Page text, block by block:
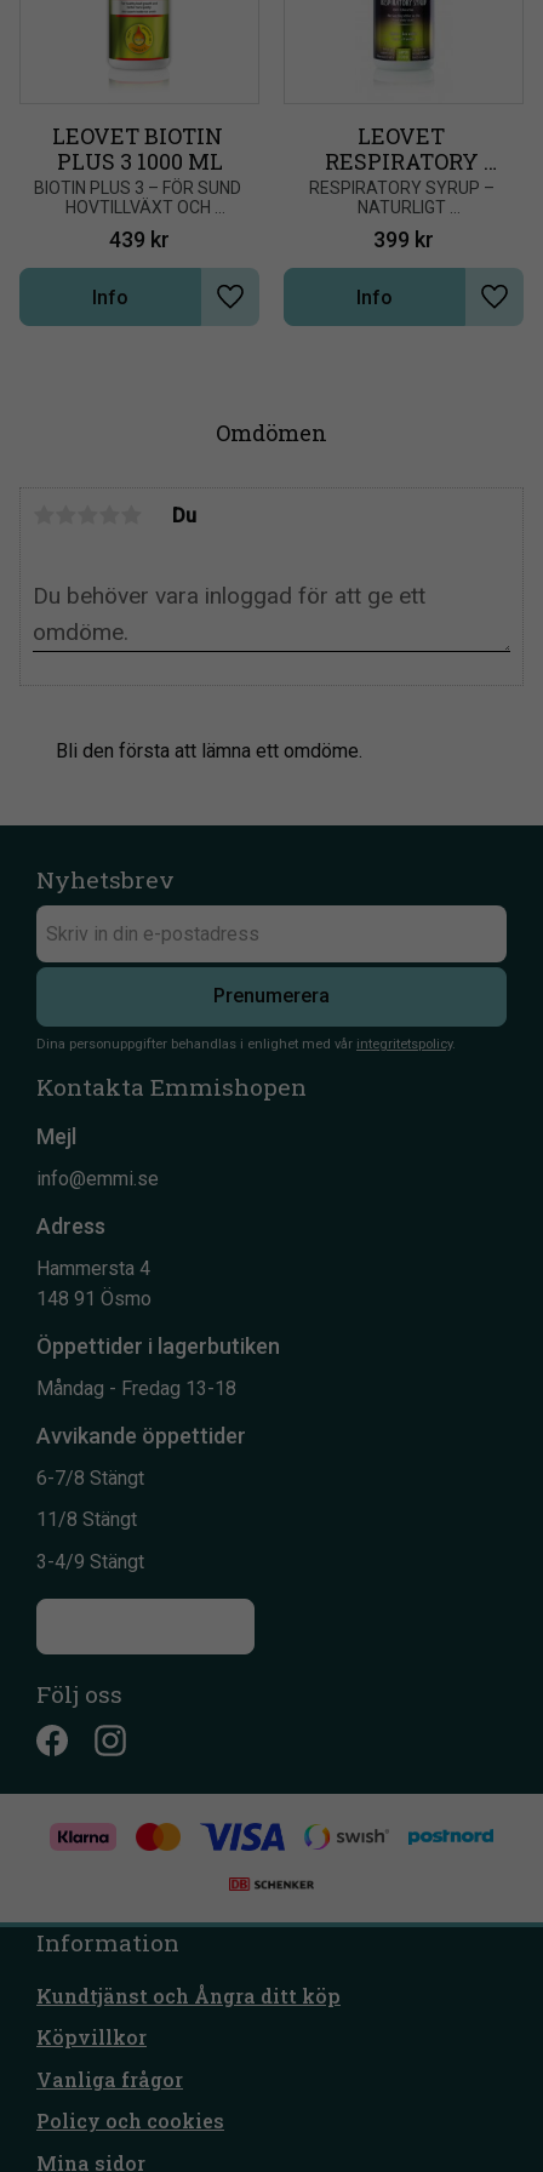
Omdömen
Du
Bli den första att lämna ett omdöme.
LEOVET BIOTIN
PLUS 3 1000 ML
​BIOTIN PLUS 3 – FÖR SUND
HOVTILLVÄXT OCH
STARKARE HOVHORN
439 kr
Lägg till i önskelista
Info
LEOVET
RESPIRATORY
SYRUP 1000 ML
RESPIRATORY SYRUP –
NATURLIGT
ANDNINGSSTÖD &
IMMUNFÖRSVAR
399 kr
Lägg
Info
Nyhetsbrev
Prenumerera
Dina personuppgifter behandlas i enlighet med vår integritetspolicy.
Kontakta Emmishopen
Mejl
info@emmi.se
Adress
Hammersta 4
148 91 Ösmo
Öppettider i lagerbutiken
Måndag - Fredag 13-18
Avvikande öppettider
6-7/8 Stängt
11/8 Stängt
3-4/9 Stängt
Följ oss
Information
Kundtjänst och Ångra ditt köp
Köpvillkor
Vanliga frågor
Policy och cookies
Mina sidor